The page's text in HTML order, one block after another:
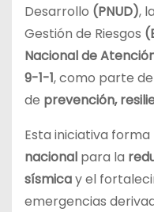
Desarrollo (PNUD),
Gestión de Riesgos
Nacional de
9-1-1, como parte
de prevención,
Esta iniciativa
nacional para la
sísmicay el
emergencias